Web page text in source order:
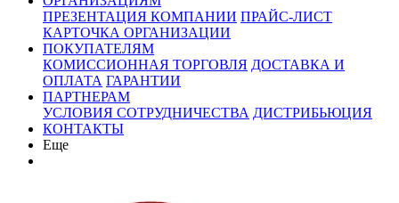
ПРЕЗЕНТАЦИЯ КОМПАНИИ ПРАЙС-ЛИСТ
КАРТОЧКА ОРГАНИЗАЦИИ
ПОКУПАТЕЛЯМ
КОМИССИОННАЯ ТОРГОВЛЯ ДОСТАВКА И
ОПЛАТА ГАРАНТИИ
ПАРТНЕРАМ
УСЛОВИЯ СОТРУДНИЧЕСТВА ДИСТРИБЬЮЦИЯ
КОНТАКТЫ
Еще